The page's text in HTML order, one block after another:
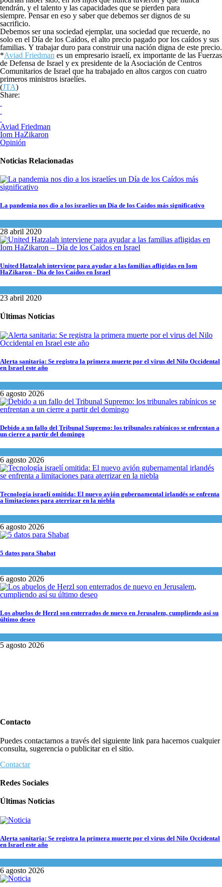
tendrán, y el talento y las capacidades que se pierden para
siempre. Pensar en eso y saber que debemos ser dignos de su
sacrificio.
Debemos ser una sociedad ejemplar, una sociedad que recuerde, no
solo en el Día de los Caídos, el alto precio pagado por los caídos y sus
familias. Y trabajar duro para construir una nación digna de este precio.
*Aviad Friedman es un empresario israelí, ex importante de las Fuerzas
de Defensa de Israel y ex presidente de la Asociación de Centros
Comunitarios de Israel que ha trabajado en altos cargos con cuatro
primeros ministros israelíes.
(JTA)
Share:
Aviad Friedman
Iom HaZikaron
Opinión
Noticias Relacionadas
La pandemia nos dio a los israelíes un Día de los Caídos más significativo
28 abril 2020
United Hatzalah interviene para ayudar a las familias afligidas en Iom
HaZikaron - Día de los Caídos en Israel
23 abril 2020
Últimas Noticias
Alerta sanitaria: Se registra la primera muerte por el virus del Nilo Occidental
en Israel este año
6 agosto 2026
Debido a un fallo del Tribunal Supremo: los tribunales rabínicos se enfrentan a
un cierre a partir del domingo
6 agosto 2026
Tecnología israelí omitida: El nuevo avión gubernamental irlandés se enfrenta
a limitaciones para aterrizar en la niebla
6 agosto 2026
5 datos para Shabat
6 agosto 2026
Los abuelos de Herzl son enterrados de nuevo en Jerusalem, cumpliendo así su
último deseo
5 agosto 2026
Contacto
Puedes contactarnos a través del siguiente link para hacernos cualquier
consulta, sugerencia o publicitar en el sitio.
Contactar
Redes Sociales
Últimas Noticias
Alerta sanitaria: Se registra la primera muerte por el virus del Nilo Occidental
en Israel este año
6 agosto 2026